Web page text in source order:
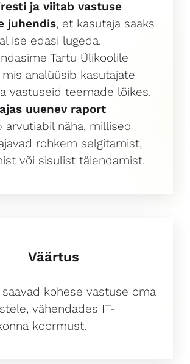
ja viitab vastuse
juhendis, et kasutaja saaks
ise edasi lugeda.
Tartu Ülikoolile
analüüsib kasutajate
vastuseid teemade lõikes.
uuenev raport
arvutiabil näha, millised
rohkem selgitamist,
või sisulist täiendamist.
Väärtus
saavad kohese vastuse oma
vähendades IT-
koormust.